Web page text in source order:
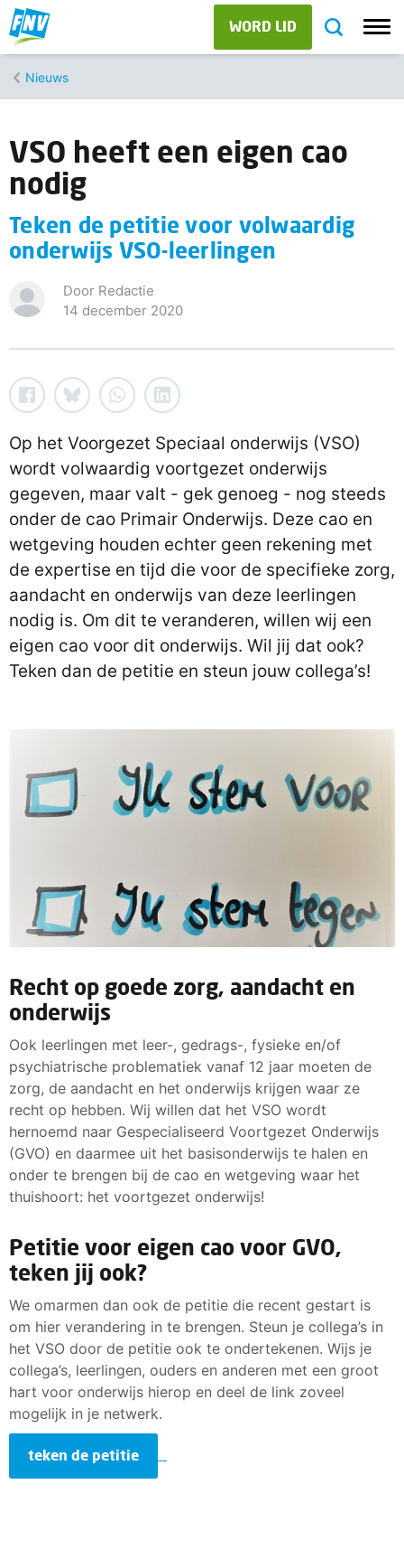
WORD LID
Nieuws
VSO heeft een eigen cao
nodig
Teken de petitie voor volwaardig
onderwijs VSO-leerlingen
Door Redactie
14 december 2020
Op het Voorgezet Speciaal onderwijs (VSO)
wordt volwaardig voortgezet onderwijs
gegeven, maar valt - gek genoeg - nog steeds
onder de cao Primair Onderwijs. Deze cao en
wetgeving houden echter geen rekening met
de expertise en tijd die voor de specifieke zorg,
aandacht en onderwijs van deze leerlingen
nodig is. Om dit te veranderen, willen wij een
eigen cao voor dit onderwijs. Wil jij dat ook?
Teken dan de petitie en steun jouw collega’s!
Recht op goede zorg, aandacht en
onderwijs
Ook leerlingen met leer-, gedrags-, fysieke en/of
psychiatrische problematiek vanaf 12 jaar moeten de
zorg, de aandacht en het onderwijs krijgen waar ze
recht op hebben. Wij willen dat het VSO wordt
hernoemd naar Gespecialiseerd Voortgezet Onderwijs
(GVO) en daarmee uit het basisonderwijs te halen en
onder te brengen bij de cao en wetgeving waar het
thuishoort: het voortgezet onderwijs!
Petitie voor eigen cao voor GVO,
teken jij ook?
We omarmen dan ook de petitie die recent gestart is
om hier verandering in te brengen. Steun je collega’s in
het VSO door de petitie ook te ondertekenen. Wijs je
collega’s, leerlingen, ouders en anderen met een groot
hart voor onderwijs hierop en deel de link zoveel
mogelijk in je netwerk.
teken de petitie